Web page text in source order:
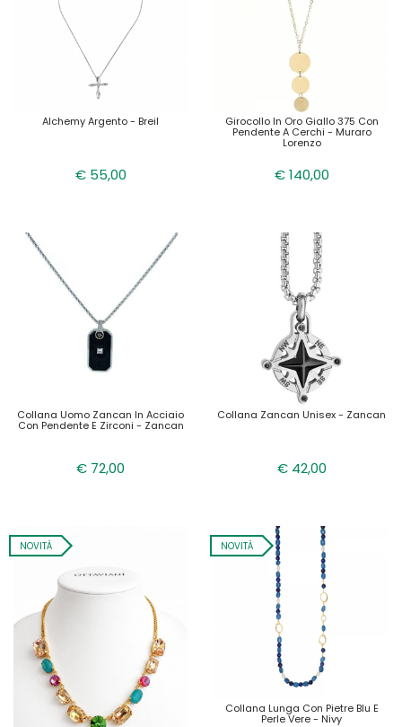
Alchemy Argento - Breil
€ 55,00
Girocollo In Oro Giallo 375 Con
Pendente A Cerchi - Muraro
Lorenzo
€ 140,00
Collana Uomo Zancan In Acciaio
Con Pendente E Zirconi - Zancan
€ 72,00
Collana Zancan Unisex - Zancan
€ 42,00
NOVITÀ NOVITÀ
Collana Lunga Con Pietre Blu E
Perle Vere - Nivy